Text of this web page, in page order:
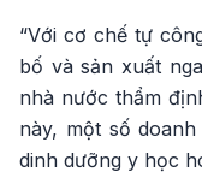
“Với cơ chế tự
bố và sản xuất
nhà nước thẩm
này, một số
dinh dưỡng y học